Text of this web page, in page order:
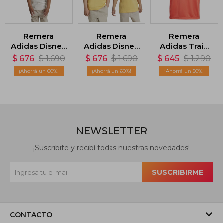
Remera
Adidas Disney
Lion King -
Blanco
$ 676 $ 1.690
60
Remera
Adidas Disney
Lion King -
Amarillo
$ 676 $ 1.690
60
Remera
Adidas Train
Essentials -
Rojo
$ 645 $ 1.290
50
CONTACTO
NEWSLETTER
¡Suscribite y recibí todas nuestras novedades!
SUSCRIBIRME